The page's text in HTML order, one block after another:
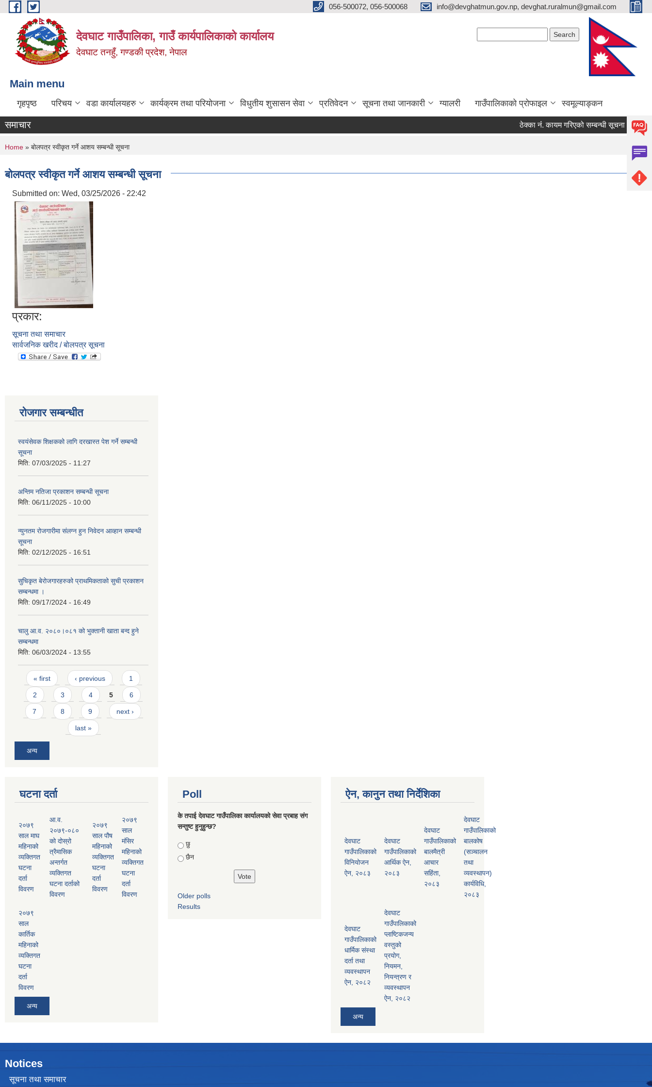
Skip to main content 056-500072, 056-500068 info@devghatmun.gov.np, devghat.ruralmun@gmail.com
देवघाट गाउँपालिका, गाउँ कार्यपालिकाको कार्यालय
देवघाट तनहुँ, गण्डकी प्रदेश, नेपाल
Main menu
गृहपृष्ठ परिचय वडा कार्यालयहरु कार्यक्रम तथा परियोजना विधुतीय शुसासन सेवा प्रतिवेदन सूचना तथा जानकारी ग्यालरी गाउँपालिकाको प्रोफाइल स्वमूल्याङ्कन
समाचार ठेक्का नंं. कायम गरिएको सम्बन्धी सूचना ! जिल्ला
You are here
Home » बोलपत्र स्वीकृत गर्ने आशय सम्बन्धी सूचना
बोलपत्र स्वीकृत गर्ने आशय सम्बन्धी सूचना
Submitted on: Wed, 03/25/2026 - 22:42
प्रकार:
सूचना तथा समाचार
सार्वजनिक खरीद / बोलपत्र सूचना
रोजगार सम्बन्धीत
स्वयंसेवक शिक्षकको लागि दरखास्त पेश गर्ने सम्बन्धी
सूचना
मिति: 07/03/2025 - 11:27
अन्तिम नतिजा प्रकाशन सम्बन्धी सूचना
मिति: 06/11/2025 - 10:00
न्युनतम रोजगारीमा संलग्न हुन निवेदन आव्हान सम्बन्धी
सूचना
मिति: 02/12/2025 - 16:51
सुचिकृत बेरोजगारहरुको प्राथमिकताको सुची प्रकाशन
सम्बन्धमा ।
मिति: 09/17/2024 - 16:49
चालु आ.व. २०८०।०८१ को भुक्तानी खाता बन्द हुने
सम्बन्धमा
मिति: 06/03/2024 - 13:55
Pages
« first ‹ previous 1
2 3 4 5 6
7 8 9 next ›
last »
अन्य
घटना दर्ता
२०७९
साल माघ
महिनाको
व्यक्तिगत
घटना
दर्ता
विवरण
आ.व.
२०७९-०८०
को दोस्रो
त्रैमासिक
अन्तर्गत
व्यक्तिगत
घटना दर्ताको
विवरण
२०७९
साल पौष
महिनाको
व्यक्तिगत
घटना
दर्ता
विवरण
२०७९
साल
मंसिर
महिनाको
व्यक्तिगत
घटना
दर्ता
विवरण
२०७९
साल
कार्तिक
महिनाको
व्यक्तिगत
घटना
दर्ता
विवरण
अन्य
Poll
के तपाई देवघाट गाउँपालिका कार्यालयको सेवा प्रबाह संग
सन्तुष्ट हुनुहुन्छ?
Choices
छु
छैन
Older polls
Results
ऐन, कानुन तथा निर्देशिका
देवघाट
गाउँपालिकाको
विनियोजन
ऐन, २०८३
देवघाट
गाउँपालिकाको
आर्थिक ऐन,
२०८३
देवघाट
गाउँपालिकाको
बालमैत्री
आचार
सहिंता,
२०८३
देवघाट
गाउँपालिकाको
बालकोष
(सञ्चालन
तथा
व्यवस्थापन)
कार्यविधि,
२०८३
देवघाट
गाउँपालिकाको
धार्मिक संस्था
दर्ता तथा
व्यवस्थापन
ऐन, २०८२
देवघाट
गाउँपालिकाको
प्लाष्टिकजन्य
वस्तुको
प्रयोग,
नियमन,
नियन्त्रण र
व्यवस्थापन
ऐन, २०८२
अन्य
Notices
सूचना तथा समाचार